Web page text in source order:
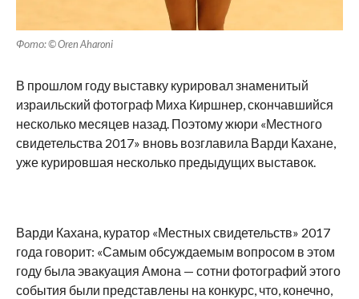
Фото: © Oren Aharoni
В прошлом году выставку курировал знаменитый
израильский фотограф Миха Киршнер, скончавшийся
несколько месяцев назад. Поэтому жюри «Местного
свидетельства 2017» вновь возглавила Варди Кахане,
уже курировшая несколько предыдущих выставок.
Варди Кахана, куратор «Местных свидетельств» 2017
года говорит: «Самым обсуждаемым вопросом в этом
году была эвакуация Амона — сотни фотографий этого
события были представлены на конкурс, что, конечно,